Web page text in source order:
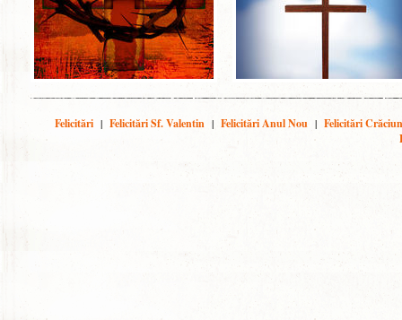
Felicitări | Felicitări Sf. Valentin | Felicitări Anul Nou | Felicitări